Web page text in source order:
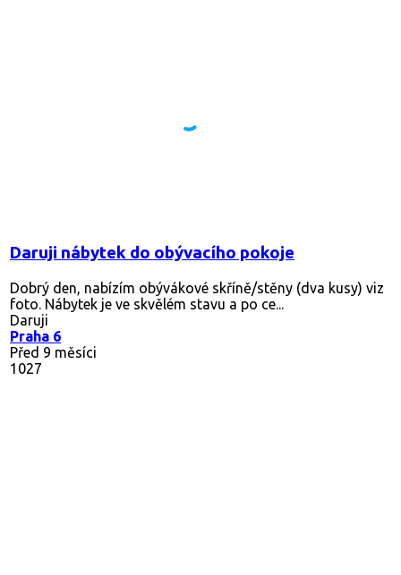
Daruji nábytek do obývacího pokoje
Dobrý den, nabízím obývákové skříně/stěny (dva kusy) viz
foto. Nábytek je ve skvělém stavu a po ce...
Daruji
Praha 6
Před 9 měsíci
1027